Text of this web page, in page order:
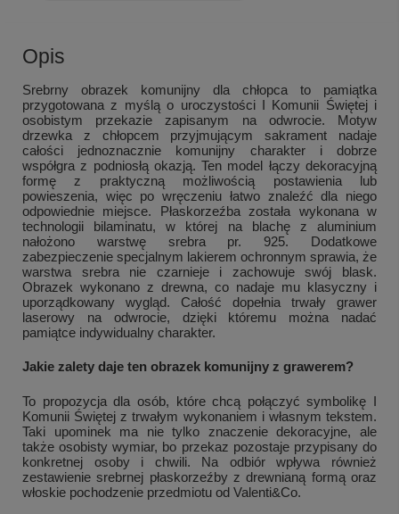
Opis
Srebrny obrazek komunijny dla chłopca to pamiątka
przygotowana z myślą o uroczystości I Komunii Świętej i
osobistym przekazie zapisanym na odwrocie. Motyw
drzewka z chłopcem przyjmującym sakrament nadaje
całości jednoznacznie komunijny charakter i dobrze
współgra z podniosłą okazją. Ten model łączy dekoracyjną
formę z praktyczną możliwością postawienia lub
powieszenia, więc po wręczeniu łatwo znaleźć dla niego
odpowiednie miejsce. Płaskorzeźba została wykonana w
technologii bilaminatu, w której na blachę z aluminium
nałożono warstwę srebra pr. 925. Dodatkowe
zabezpieczenie specjalnym lakierem ochronnym sprawia, że
warstwa srebra nie czarnieje i zachowuje swój blask.
Obrazek wykonano z drewna, co nadaje mu klasyczny i
uporządkowany wygląd. Całość dopełnia trwały grawer
laserowy na odwrocie, dzięki któremu można nadać
pamiątce indywidualny charakter.
Jakie zalety daje ten obrazek komunijny z grawerem?
To propozycja dla osób, które chcą połączyć symbolikę I
Komunii Świętej z trwałym wykonaniem i własnym tekstem.
Taki upominek ma nie tylko znaczenie dekoracyjne, ale
także osobisty wymiar, bo przekaz pozostaje przypisany do
konkretnej osoby i chwili. Na odbiór wpływa również
zestawienie srebrnej płaskorzeźby z drewnianą formą oraz
włoskie pochodzenie przedmiotu od Valenti&Co.